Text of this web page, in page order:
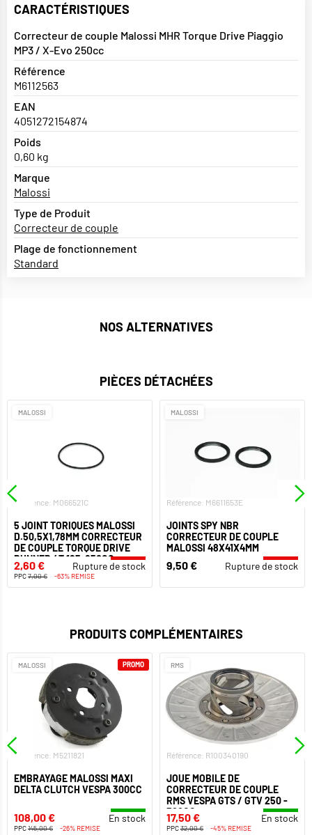
CARACTÉRISTIQUES
Correcteur de couple Malossi MHR Torque Drive Piaggio
MP3 / X-Evo 250cc
Référence
M6112563
EAN
4051272154874
Poids
0,60 kg
Marque
Malossi
Type de Produit
Correcteur de couple
Plage de fonctionnement
Standard
NOS ALTERNATIVES
PIÈCES DÉTACHÉES
MALOSSI
Référence: M066521C
5 JOINT TORIQUES MALOSSI
D.50,5X1,78MM CORRECTEUR
DE COUPLE TORQUE DRIVE
RUNNER 4T 125-250CC
2,60 € Rupture de stock
PPC7,00 € -63% REMISE
MALOSSI
Référence: M6611653E
JOINTS SPY NBR
CORRECTEUR DE COUPLE
MALOSSI 48X41X4MM
9,50 € Rupture de stock
PRODUITS COMPLÉMENTAIRES
MALOSSI
Référence: M5211821
EMBRAYAGE MALOSSI MAXI
DELTA CLUTCH VESPA 300CC
108,00 € En stock
PPC145,00 € -26% REMISE
PROMO RMS
Référence: R100340190
JOUE MOBILE DE
CORRECTEUR DE COUPLE
RMS VESPA GTS / GTV 250 -
300CC
17,50 € En stock
PPC32,00 € -45% REMISE